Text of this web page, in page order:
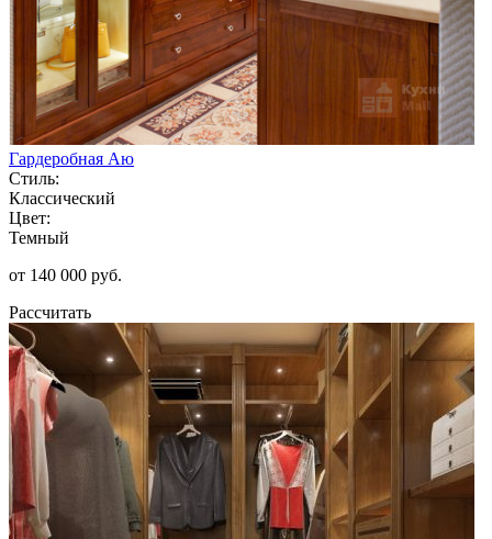
Гардеробная Аю
Стиль:
Классический
Цвет:
Темный
от 140 000 руб.
Рассчитать